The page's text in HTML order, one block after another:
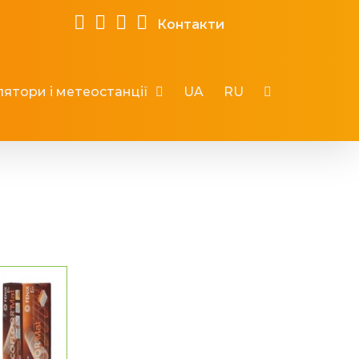
Контакти
і метеостанції UA RU